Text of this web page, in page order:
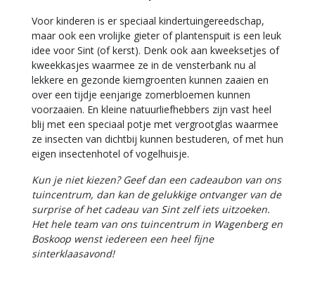
Voor kinderen is er speciaal kindertuingereedschap,
maar ook een vrolijke gieter of plantenspuit is een leuk
idee voor Sint (of kerst). Denk ook aan kweeksetjes of
kweekkasjes waarmee ze in de vensterbank nu al
lekkere en gezonde kiemgroenten kunnen zaaien en
over een tijdje eenjarige zomerbloemen kunnen
voorzaaien. En kleine natuurliefhebbers zijn vast heel
blij met een speciaal potje met vergrootglas waarmee
ze insecten van dichtbij kunnen bestuderen, of met hun
eigen insectenhotel of vogelhuisje.
Kun je niet kiezen? Geef dan een cadeaubon van ons
tuincentrum, dan kan de gelukkige ontvanger van de
surprise of het cadeau van Sint zelf iets uitzoeken.
Het hele team van ons tuincentrum in Wagenberg en
Boskoop wenst iedereen een heel fijne
sinterklaasavond!